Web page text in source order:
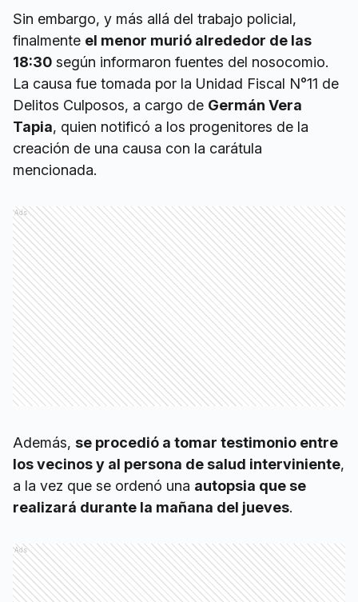
Sin embargo, y más allá del trabajo policial,
finalmente el menor murió alrededor de las
18:30 según informaron fuentes del nosocomio.
La causa fue tomada por la Unidad Fiscal N°11 de
Delitos Culposos, a cargo de Germán Vera
Tapia, quien notificó a los progenitores de la
creación de una causa con la carátula
mencionada.
Ads
Además, se procedió a tomar testimonio entre
los vecinos y al persona de salud interviniente,
a la vez que se ordenó una autopsia que se
realizará durante la mañana del jueves.
Ads